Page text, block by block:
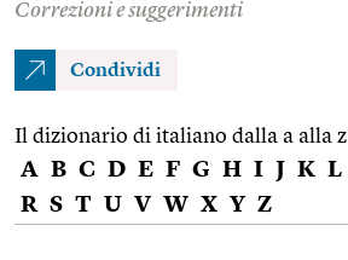
Correzioni e suggerimenti
Condividi
Il dizionario di italiano dalla a alla z
A B C D E F G H I J K L
R S T U V W X Y Z